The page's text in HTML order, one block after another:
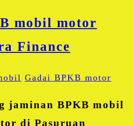
Gadai BPKB motor
jaminan BPKB mobil
di Pasuruan